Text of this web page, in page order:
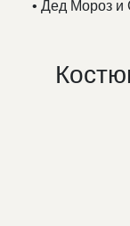
• Дед Мороз и